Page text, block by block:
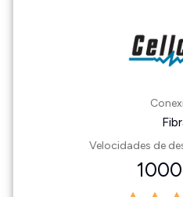
Velocidades de
1000